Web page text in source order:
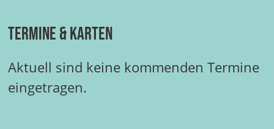
Termine & Karten
Aktuell sind keine kommenden Termine
eingetragen.